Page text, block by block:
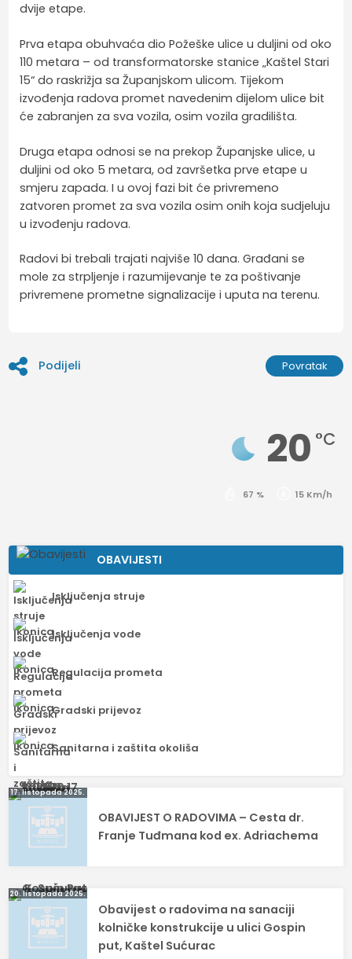
dvije etape.
Prva etapa obuhvaća dio Požeške ulice u duljini od oko
110 metara – od transformatorske stanice „Kaštel Stari
15“ do raskrižja sa Županjskom ulicom. Tijekom
izvođenja radova promet navedenim dijelom ulice bit
će zabranjen za sva vozila, osim vozila gradilišta.
Druga etapa odnosi se na prekop Županjske ulice, u
duljini od oko 5 metara, od završetka prve etape u
smjeru zapada. I u ovoj fazi bit će privremeno
zatvoren promet za sva vozila osim onih koja sudjeluju
u izvođenju radova.
Radovi bi trebali trajati najviše 10 dana. Građani se
mole za strpljenje i razumijevanje te za poštivanje
privremene prometne signalizacije i uputa na terenu.
Podijeli Povratak
20 °C
67 % 15 Km/h
OBAVIJESTI
Isključenja struje
Isključenja vode
Regulacija prometa
Gradski prijevoz
Sanitarna i zaštita okoliša
Navigacija
objava
17. listopada 2025.
OBAVIJEST O RADOVIMA – Cesta dr.
Franje Tuđmana kod ex. Adriachema
20. listopada 2025.
Obavijest o radovima na sanaciji
kolničke konstrukcije u ulici Gospin
put, Kaštel Sućurac